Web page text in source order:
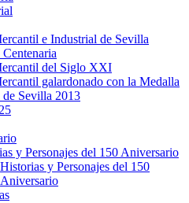
e Industrial de Sevilla
del Siglo XXI
galardonado con la Medalla
Sevilla 2013
y Personajes del 150 Aniversario
Historias y Personajes del 150
Aniversario